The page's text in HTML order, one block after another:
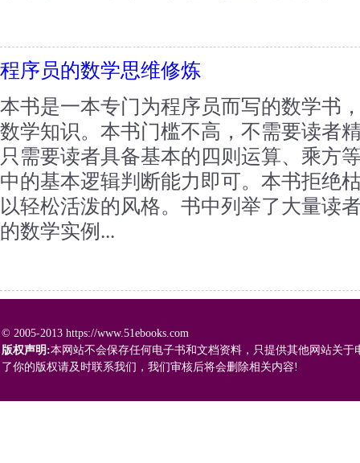
程序员的数学思维修炼
本书是一本专门为程序员而写的数学书
数学知识。本书门槛不高，不需要读者
只需要读者具备基本的四则运算、乘方
中的基本逻辑判断能力即可。本书拒绝
以轻松活泼的风格。书中列举了大量读
的数学实例...
© 2005-2013 https://www.51ebooks.com
版权声明:本网站不会保存任何电子书和文档资料，只提供其他网站关
了你的版权请及时联系我们，我们审核后将会删除相关内容!